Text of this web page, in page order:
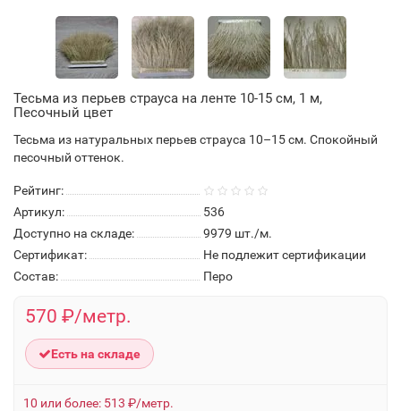
Тесьма из перьев страуса на ленте 10-15 см, 1 м,
Песочный цвет
Тесьма из натуральных перьев страуса 10–15 см. Спокойный
песочный оттенок.
Рейтинг:
Артикул:
536
Доступно на складе:
9979 шт./м.
Сертификат:
Не подлежит сертификации
Состав:
Перо
570 ₽/метр.
Есть на складе
10 или более: 513 ₽/метр.